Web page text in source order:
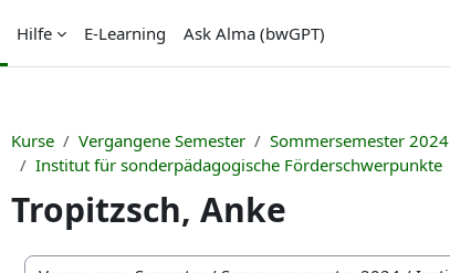
Hilfe E-Learning Ask Alma (bwGPT)
Kurse Vergangene Semester
Sommersemester 2024
Institut für sonderpädagogische Förderschwerpunkte
Tropitzsch, Anke